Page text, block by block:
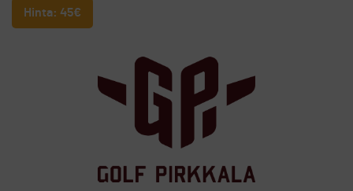
Hinta: 45€